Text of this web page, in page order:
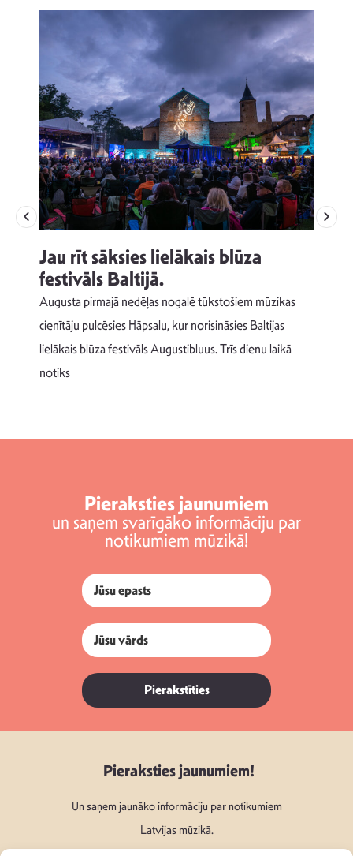
Jau rīt sāksies lielākais blūza
festivāls Baltijā.
Augusta pirmajā nedēļas nogalē tūkstošiem mūzikas
cienītāju pulcēsies Hāpsalu, kur norisināsies Baltijas
lielākais blūza festivāls Augustibluus. Trīs dienu laikā
notiks
Pieraksties jaunumiem
un saņem svarīgāko informāciju par
notikumiem mūzikā!
Pierakstīties
Pieraksties jaunumiem!
Un saņem jaunāko informāciju par notikumiem
Latvijas mūzikā.